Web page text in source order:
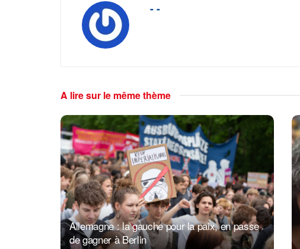
- -
A lire sur le même thème
Allemagne : la gauche pour la paix, en passe
de gagner à Berlin